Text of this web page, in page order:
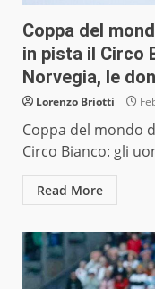
Coppa del
in pista il Circo
Norvegia, le
Lorenzo Briotti
Coppa del mondo
Circo Bianco: gli
Read More